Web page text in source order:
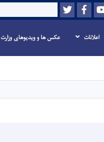
Youtube
Facebook
Twitter
Search
اعلانات عکس ها و ویدیوهای وزارت